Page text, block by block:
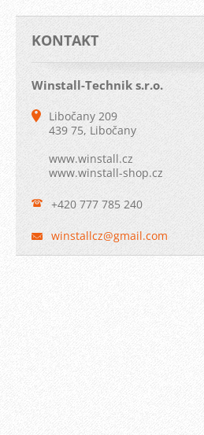
KONTAKT
Winstall-Technik s.r.o.
Libočany 209
439 75, Libočany
www.winstall.cz
www.winstall-shop.cz
+420 777 785 240
winstallcz@gmail.com